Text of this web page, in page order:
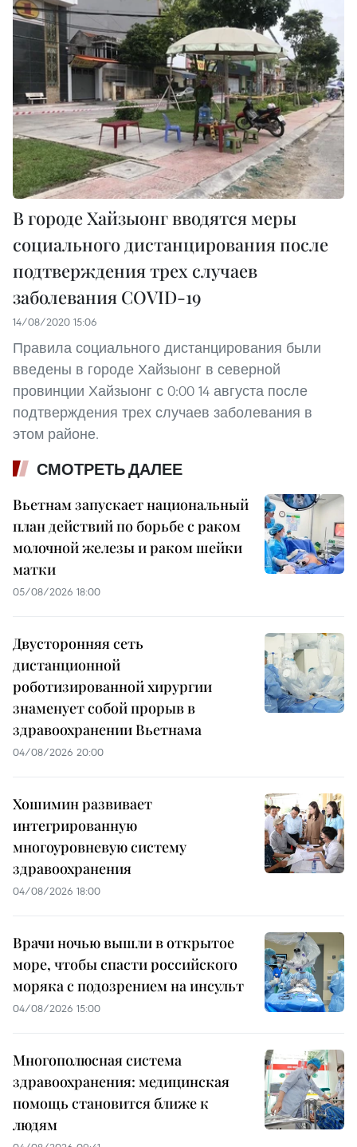
В городе Хайзыонг вводятся меры
социального дистанцирования после
подтверждения трех случаев
заболевания COVID-19
14/08/2020 15:06
Правила социального дистанцирования были
введены в городе Хайзыонг в северной
провинции Хайзыонг с 0:00 14 августа после
подтверждения трех случаев заболевания в
этом районе.
СМОТРЕТЬ ДАЛЕЕ
Вьетнам запускает национальный
план действий по борьбе с раком
молочной железы и раком шейки
матки
05/08/2026 18:00
Двусторонняя сеть
дистанционной
роботизированной хирургии
знаменует собой прорыв в
здравоохранении Вьетнама
04/08/2026 20:00
Хошимин развивает
интегрированную
многоуровневую систему
здравоохранения
04/08/2026 18:00
Врачи ночью вышли в открытое
море, чтобы спасти российского
моряка с подозрением на инсульт
04/08/2026 15:00
Многополюсная система
здравоохранения: медицинская
помощь становится ближе к
людям